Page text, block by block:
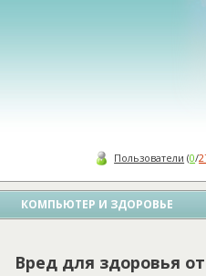
Пользователи (0/
КОМПЬЮТЕР И ЗДОРОВЬЕ
Вред для здоровья